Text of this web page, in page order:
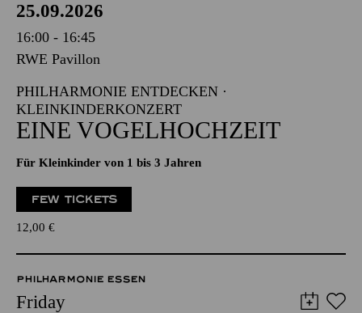
25.09.2026
16:00 - 16:45
RWE Pavillon
PHILHARMONIE ENTDECKEN ·
KLEINKINDERKONZERT
EINE VOGELHOCHZEIT
Für Kleinkinder von 1 bis 3 Jahren
FEW TICKETS
12,00 €
PHILHARMONIE ESSEN
Friday